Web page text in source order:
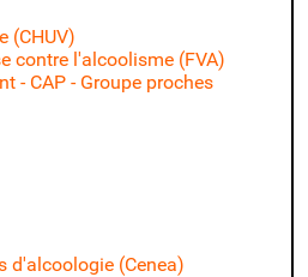
(CHUV)
contre l'alcoolisme (FVA)
- CAP - Groupe proches
d'alcoologie (Cenea)